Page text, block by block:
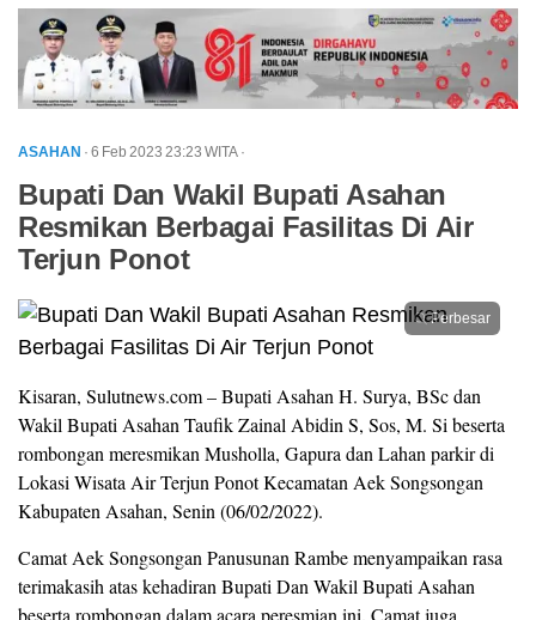
ASAHAN · 6 Feb 2023 23:23 WITA ·
Bupati Dan Wakil Bupati Asahan
Resmikan Berbagai Fasilitas Di Air
Terjun Ponot
Perbesar
Kisaran, Sulutnews.com – Bupati Asahan H. Surya, BSc dan
Wakil Bupati Asahan Taufik Zainal Abidin S, Sos, M. Si beserta
rombongan meresmikan Musholla, Gapura dan Lahan parkir di
Lokasi Wisata Air Terjun Ponot Kecamatan Aek Songsongan
Kabupaten Asahan, Senin (06/02/2022).
Camat Aek Songsongan Panusunan Rambe menyampaikan rasa
terimakasih atas kehadiran Bupati Dan Wakil Bupati Asahan
beserta rombongan dalam acara peresmian ini. Camat juga